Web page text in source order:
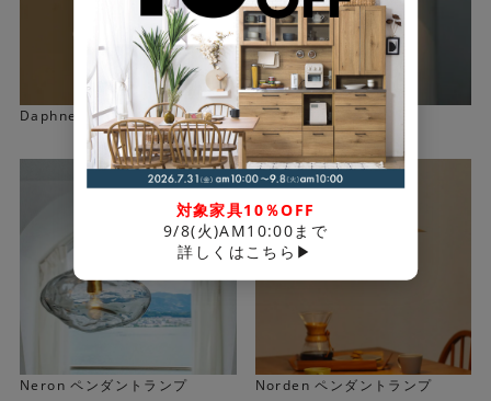
ガラスは一枚ずつハンダ付けして作られています。素朴な
テイストのガラスセード優しい光が広がります。 ガラス表
面の凹凸が繊細な陰影を映し出します。ハンドメイドなら
ではの素朴な風合いも楽しめます。
Daphne ペンダントランプ Mond ペンダントランプ
Neron ペンダントランプ Norden ペンダントランプ
対象家具10％OFF
9/8(火)AM10:00まで
詳しくはこちら▶